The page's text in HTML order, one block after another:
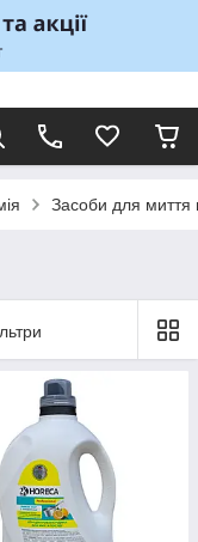
Засоби для миття